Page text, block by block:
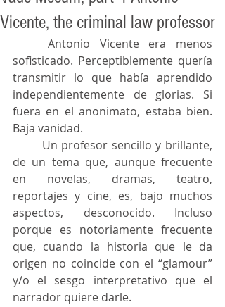
Vicente, the criminal law professor
sofisticado. Perceptiblemente quería
transmitir lo que había aprendido
independientemente de glorias. Si
fuera en el anonimato, estaba bien.
Baja vanidad.
de un tema que, aunque frecuente
en novelas, dramas, teatro,
reportajes y cine, es, bajo muchos
aspectos, desconocido. Incluso
porque es notoriamente frecuente
que, cuando la historia que le da
origen no coincide con el “glamour”
y/o el sesgo interpretativo que el
narrador quiere darle.